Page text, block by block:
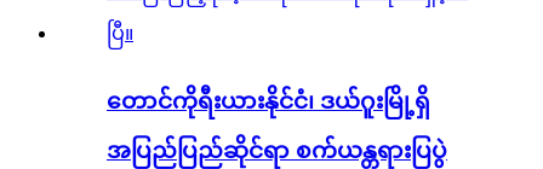
တောင်ကိုရီးယားနိုင်ငံ၊ ဒယ်ဂူးမြို့ရှိ
အပြည်ပြည်ဆိုင်ရာ စက်ယန္တရားပြပွဲ